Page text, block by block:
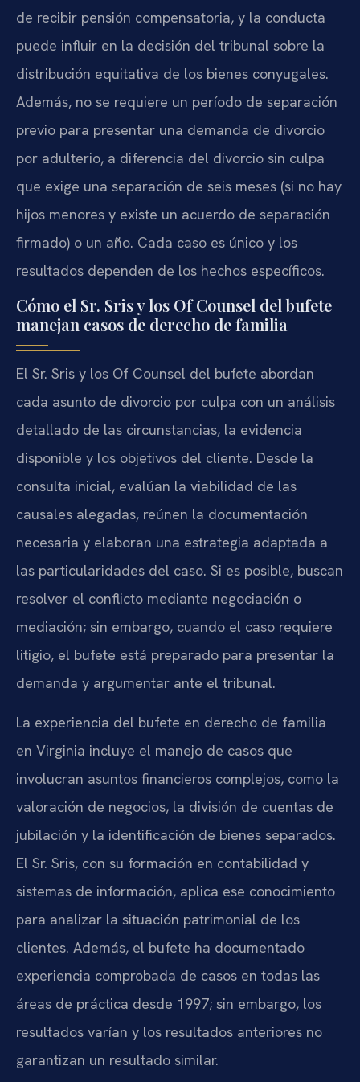
de recibir pensión compensatoria, y la conducta
puede influir en la decisión del tribunal sobre la
distribución equitativa de los bienes conyugales.
Además, no se requiere un período de separación
previo para presentar una demanda de divorcio
por adulterio, a diferencia del divorcio sin culpa
que exige una separación de seis meses (si no hay
hijos menores y existe un acuerdo de separación
firmado) o un año. Cada caso es único y los
resultados dependen de los hechos específicos.
Cómo el Sr. Sris y los Of Counsel del bufete
manejan casos de derecho de familia
El Sr. Sris y los Of Counsel del bufete abordan
cada asunto de divorcio por culpa con un análisis
detallado de las circunstancias, la evidencia
disponible y los objetivos del cliente. Desde la
consulta inicial, evalúan la viabilidad de las
causales alegadas, reúnen la documentación
necesaria y elaboran una estrategia adaptada a
las particularidades del caso. Si es posible, buscan
resolver el conflicto mediante negociación o
mediación; sin embargo, cuando el caso requiere
litigio, el bufete está preparado para presentar la
demanda y argumentar ante el tribunal.
La experiencia del bufete en derecho de familia
en Virginia incluye el manejo de casos que
involucran asuntos financieros complejos, como la
valoración de negocios, la división de cuentas de
jubilación y la identificación de bienes separados.
El Sr. Sris, con su formación en contabilidad y
sistemas de información, aplica ese conocimiento
para analizar la situación patrimonial de los
clientes. Además, el bufete ha documentado
experiencia comprobada de casos en todas las
áreas de práctica desde 1997; sin embargo, los
resultados varían y los resultados anteriores no
garantizan un resultado similar.